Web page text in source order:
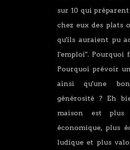
sur 10 qui
chez eux des plats
qu'ils auraient pu
l'emploi". Pourquoi
Pourquoi prévoir
ainsi qu'une
générosité ? Eh
maison est plus
économique, plus
ludique et plus